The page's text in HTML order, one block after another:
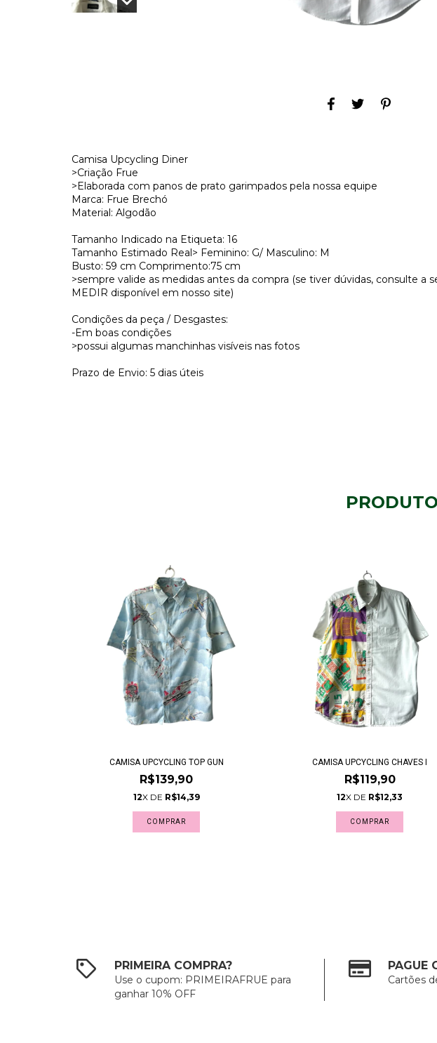
Camisa Upcycling Diner
>Criação Frue
>Elaborada com panos de prato garimpados pela nossa equipe
Marca: Frue Brechó
Material: Algodão
Tamanho Indicado na Etiqueta: 16
Tamanho Estimado Real> Feminino: G/ Masculino: M
Busto: 59 cm Comprimento:75 cm
>sempre valide as medidas antes da compra (se tiver dúvidas, consulte a
MEDIR disponível em nosso site)
Condições da peça / Desgastes:
-Em boas condições
>possui algumas manchinhas visíveis nas fotos
Prazo de Envio: 5 dias úteis
CAMISA UPCYCLING TOP GUN
R$139,90
12X DE R$14,39
COMPRAR
CAMISA UPCYCLING CHAVES I
R$119,90
12X DE R$12,33
COMPRAR
PRIMEIRA COMPRA?
Use o cupom: PRIMEIRAFRUE para
ganhar 10% OFF
PAGUE
Cartões